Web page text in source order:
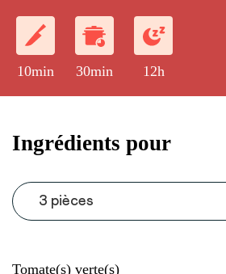
10min 30min 12h
Ingrédients pour
3 pièces
Tomate(s) verte(s)